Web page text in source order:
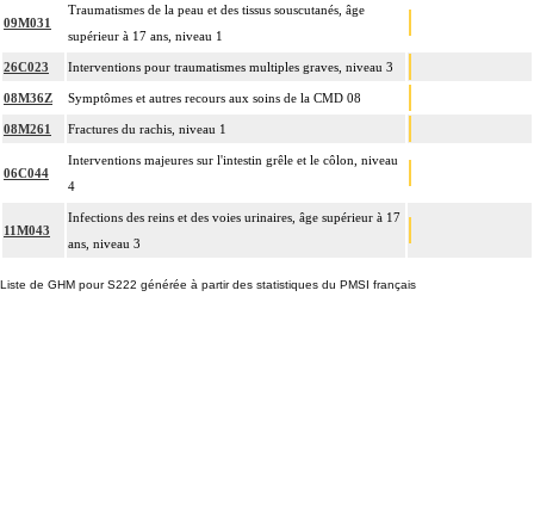
09M031
Traumatismes de la peau et des tissus souscutanés, âge
supérieur à 17 ans, niveau 1
26C023 Interventions pour traumatismes multiples graves, niveau 3
08M36Z Symptômes et autres recours aux soins de la CMD 08
08M261 Fractures du rachis, niveau 1
06C044
Interventions majeures sur l'intestin grêle et le côlon, niveau
4
11M043
Infections des reins et des voies urinaires, âge supérieur à 17
ans, niveau 3
Liste de GHM pour S222 générée à partir des statistiques du PMSI français